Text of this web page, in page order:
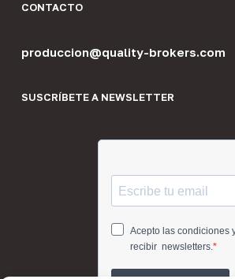
CONTACTO
produccion@quality-brokers.com
SUSCRÍBETE A NEWSLETTER